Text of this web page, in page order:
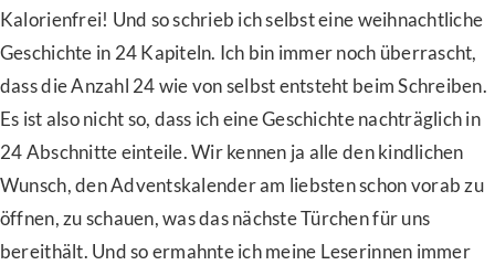
Kalorienfrei! Und so schrieb ich selbst eine weihnachtliche
Geschichte in 24 Kapiteln. Ich bin immer noch überrascht,
dass die Anzahl 24 wie von selbst entsteht beim Schreiben.
Es ist also nicht so, dass ich eine Geschichte nachträglich in
24 Abschnitte einteile. Wir kennen ja alle den kindlichen
Wunsch, den Adventskalender am liebsten schon vorab zu
öffnen, zu schauen, was das nächste Türchen für uns
bereithält. Und so ermahnte ich meine Leserinnen immer